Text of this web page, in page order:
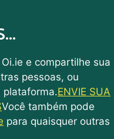
e compartilhe sua
pessoas, ou
plataforma.ENVIE SUA
Você também pode
para quaisquer outras